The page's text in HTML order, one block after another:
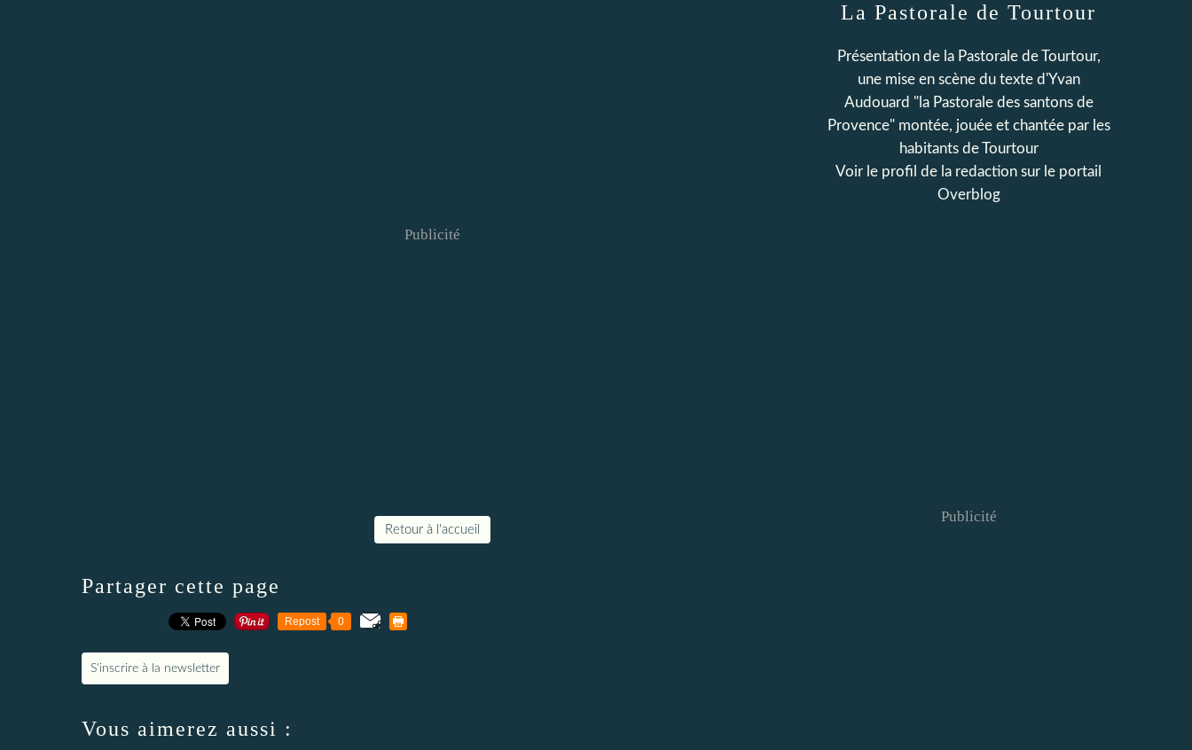
Publicité
Retour à l'accueil
Partager cette page
Repost 0
S'inscrire à la newsletter
Vous aimerez aussi :
La Pastorale de Tourtour
Présentation de la Pastorale de Tourtour,
une mise en scène du texte d'Yvan
Audouard "la Pastorale des santons de
Provence" montée, jouée et chantée par les
habitants de Tourtour
Voir le profil de la redaction sur le portail
Overblog
Publicité